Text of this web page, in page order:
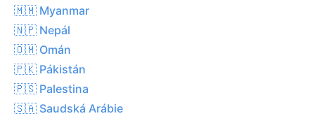
🇲🇲 Myanmar
🇳🇵 Nepál
🇴🇲 Omán
🇵🇰 Pákistán
🇵🇸 Palestina
🇸🇦 Saudská Arábie